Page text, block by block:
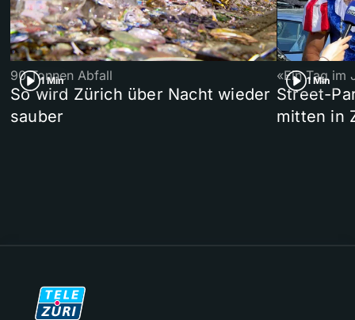
1 Min
90 Tonnen Abfall
So wird Zürich über Nacht wieder
sauber
1 Min
«Ein Tag im
Street-
mitten in